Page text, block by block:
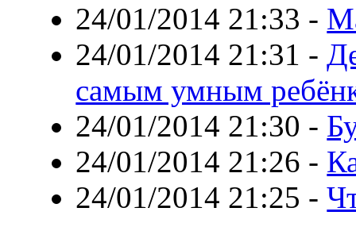
24/01/2014 21:33 -
24/01/2014 21:31 -
самым умным
24/01/2014 21:30 -
24/01/2014 21:26 -
24/01/2014 21:25 -